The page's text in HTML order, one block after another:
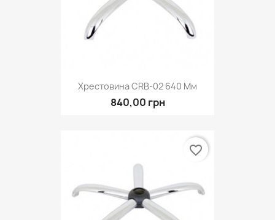
Хрестовина CRB-02 640 Мм
840,00 грн
favorite_border